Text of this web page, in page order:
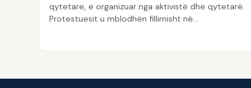
qytetare, e organizuar nga aktivistë dhe qytetarë.
Protestuesit u mblodhën fillimisht në…